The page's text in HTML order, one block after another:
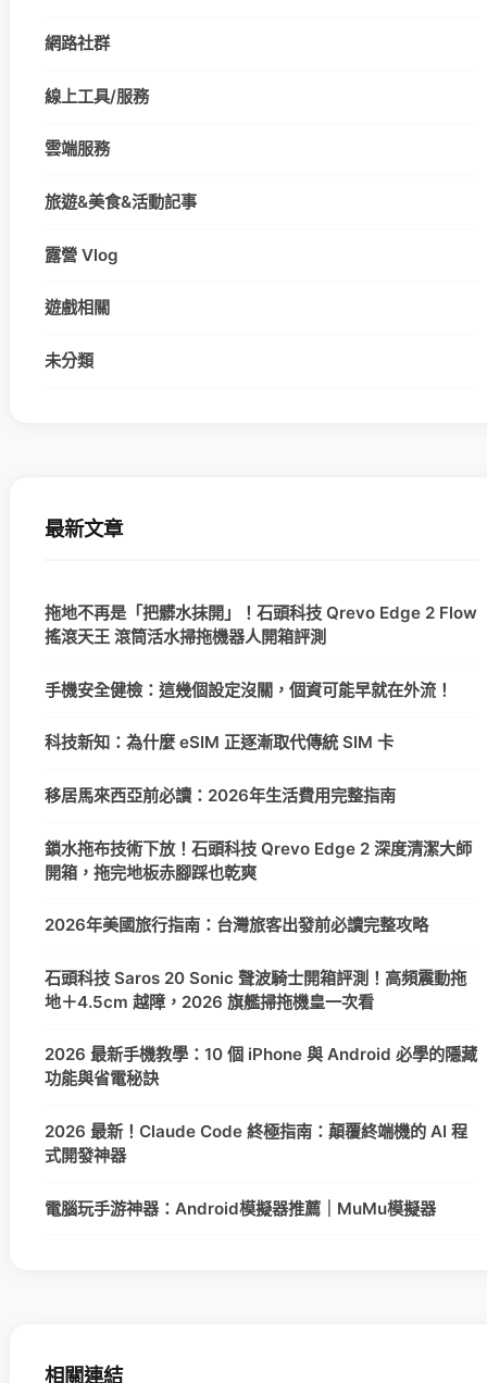
網路社群
線上工具/服務
雲端服務
旅遊&美食&活動記事
露營 Vlog
遊戲相關
未分類
最新文章
拖地不再是「把髒水抹開」！石頭科技 Qrevo Edge 2 Flow
搖滾天王 滾筒活水掃拖機器人開箱評測
手機安全健檢：這幾個設定沒關，個資可能早就在外流！
科技新知：為什麼 eSIM 正逐漸取代傳統 SIM 卡
移居馬來西亞前必讀：2026年生活費用完整指南
鎖水拖布技術下放！石頭科技 Qrevo Edge 2 深度清潔大師
開箱，拖完地板赤腳踩也乾爽
2026年美國旅行指南：台灣旅客出發前必讀完整攻略
石頭科技 Saros 20 Sonic 聲波騎士開箱評測！高頻震動拖
地＋4.5cm 越障，2026 旗艦掃拖機皇一次看
2026 最新手機教學：10 個 iPhone 與 Android 必學的隱藏
功能與省電秘訣
2026 最新！Claude Code 終極指南：顛覆終端機的 AI 程
式開發神器
電腦玩手游神器：Android模擬器推薦｜MuMu模擬器
相關連結